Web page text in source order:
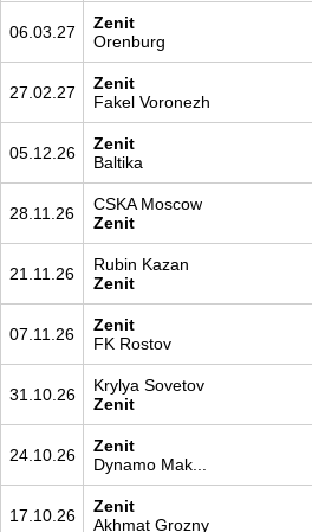
06.03.27
Zenit
Orenburg
27.02.27
Zenit
Fakel Voronezh
05.12.26
Zenit
Baltika
28.11.26
CSKA Moscow
Zenit
21.11.26
Rubin Kazan
Zenit
07.11.26
Zenit
FK Rostov
31.10.26
Krylya Sovetov
Zenit
24.10.26
Zenit
Dynamo Mak...
17.10.26
Zenit
Akhmat Grozny